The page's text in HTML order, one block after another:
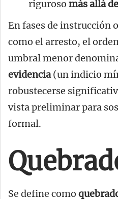
riguroso más allá
En fases de instrucción
como el arresto, el
umbral menor
evidencia(un indicio
robustecerse
vista preliminar para
formal.
Se define como